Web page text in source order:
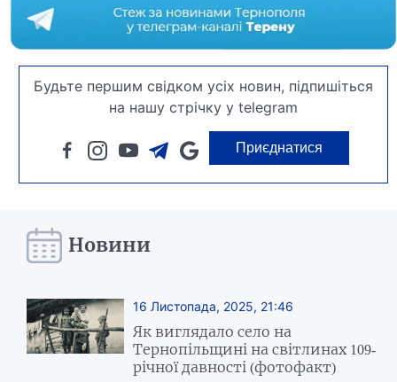
Будьте першим свідком усіх новин, підпишіться
на нашу стрічку у telegram
Приєднатися
Новини
16 Листопада, 2025, 21:46
Як виглядало село на
Тернопільщині на світлинах 109-
річної давності (фотофакт)